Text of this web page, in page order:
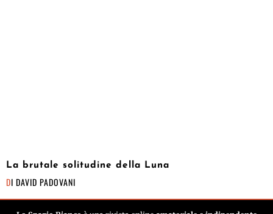
La brutale solitudine della Luna
DI DAVID PADOVANI